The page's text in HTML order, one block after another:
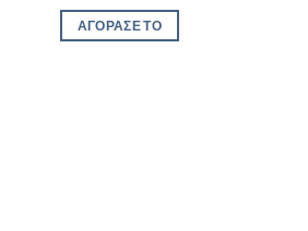
ΑΓΟΡΑΣΕ ΤΟ